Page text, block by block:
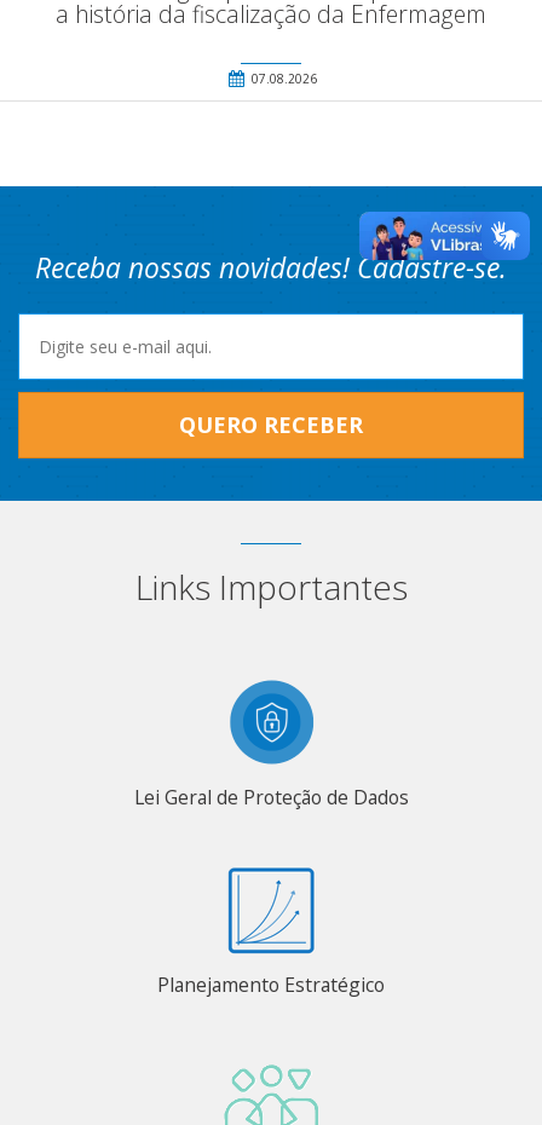
a história da fiscalização da Enfermagem
07.08.2026
Receba nossas novidades! Cadastre-se.
QUERO RECEBER
Links Importantes
Lei Geral de Proteção de Dados
Planejamento Estratégico